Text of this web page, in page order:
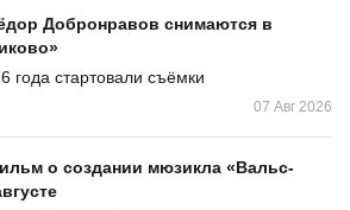
Добронравов снимаются в
года стартовали съёмки
07 Авг 2026
о создании мюзикла «Вальс-